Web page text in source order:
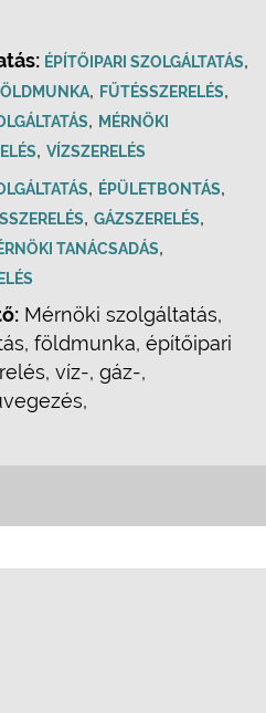
ÉPÍTŐIPARI SZOLGÁLTATÁS,
, FŰTÉSSZERELÉS,
, MÉRNÖKI
, VÍZSZERELÉS
, ÉPÜLETBONTÁS,
, GÁZSZERELÉS,
TANÁCSADÁS,
Mérnöki szolgáltatás,
földmunka, építőipari
víz-, gáz-,